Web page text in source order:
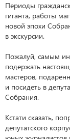
Периоды
гиганта, работы
новой эпохи
в экскурсии.
Пожалуй, самым
подержать
мастеров,
и посидеть в
Собрания.
Кстати сказать,
депутатского